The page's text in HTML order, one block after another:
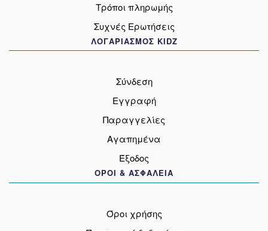
Τρόποι πληρωμής
Συχνές Ερωτήσεις
ΛΟΓΑΡΙΑΣΜΟΣ KIDZ
Σύνδεση
Εγγραφή
Παραγγελίες
Αγαπημένα
Έξοδος
ΟΡΟΙ & ΑΣΦΑΛΕΙΑ
Όροι χρήσης